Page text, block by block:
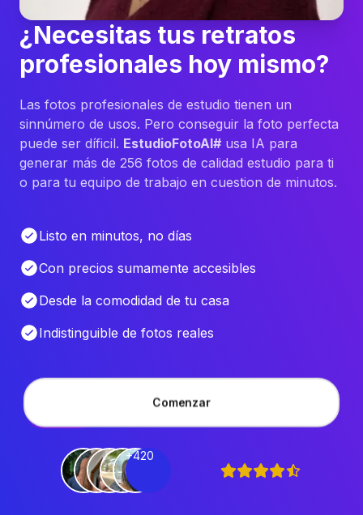
¿Necesitas tus retratos
profesionales hoy mismo?
Las fotos profesionales de estudio tienen un
sinnúmero de usos. Pero conseguir la foto perfecta
puede ser díficil. EstudioFotoAI# usa IA para
generar más de 256 fotos de calidad estudio para ti
o para tu equipo de trabajo en cuestion de minutos.
Listo en minutos, no días
Con precios sumamente accesibles
Desde la comodidad de tu casa
Indistinguible de fotos reales
Comenzar
+420